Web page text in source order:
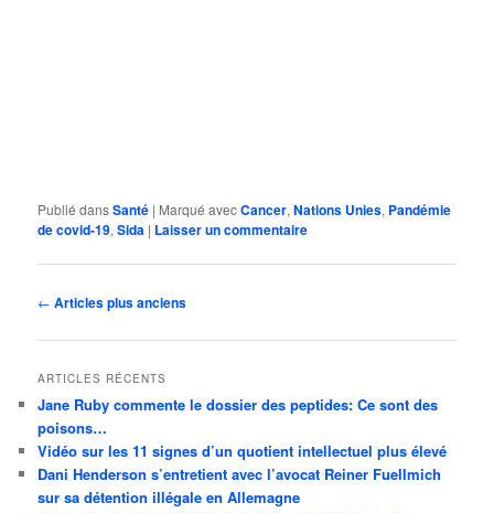
Publié dansSanté | Marqué avecCancer,Nations Unies, Pandémie
de covid-19,Sida | Laisser un commentaire
Navigation
articles
← Articles plus anciens
ARTICLES RÉCENTS
Jane Ruby commente le dossier des peptides: Ce sont des
poisons…
Vidéo sur les 11 signes d’un quotient intellectuel plus élevé
Dani Henderson s’entretient avec l’avocat Reiner Fuellmich
sur sa détention illégale en Allemagne